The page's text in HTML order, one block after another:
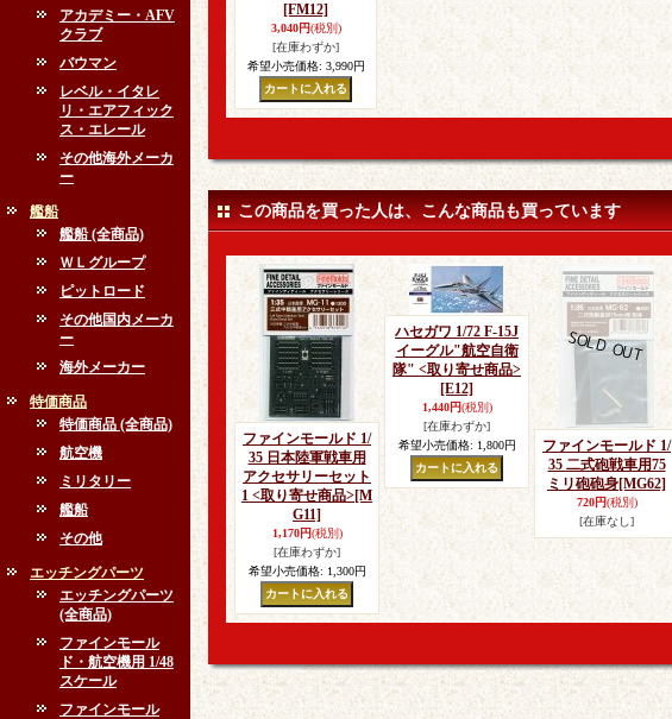
アカデミー・AFV
クラブ
バウマン
レベル・イタレ
リ・エアフィック
ス・エレール
その他海外メーカ
ー
艦船
艦船 (全商品)
ＷＬグループ
ピットロード
その他国内メーカ
ー
海外メーカー
特価商品
特価商品 (全商品)
航空機
ミリタリー
艦船
その他
エッチングパーツ
エッチングパーツ
(全商品)
ファインモール
ド・航空機用 1/48
スケール
ファインモール
[FM12]
3,040円(税別)
[在庫わずか]
希望小売価格: 3,990円
この商品を買った人は、こんな商品も買っています
ファインモールド 1/
35 日本陸軍戦車用
アクセサリーセット
1 <取り寄せ商品>[M
G11]
1,170円(税別)
[在庫わずか]
希望小売価格: 1,300円
ハセガワ 1/72 F-15J
イーグル"航空自衛
隊" <取り寄せ商品>
[E12]
1,440円(税別)
[在庫わずか]
希望小売価格: 1,800円
ファインモールド 1/
35 二式砲戦車用75
ミリ砲砲身[MG62]
720円(税別)
[在庫なし]